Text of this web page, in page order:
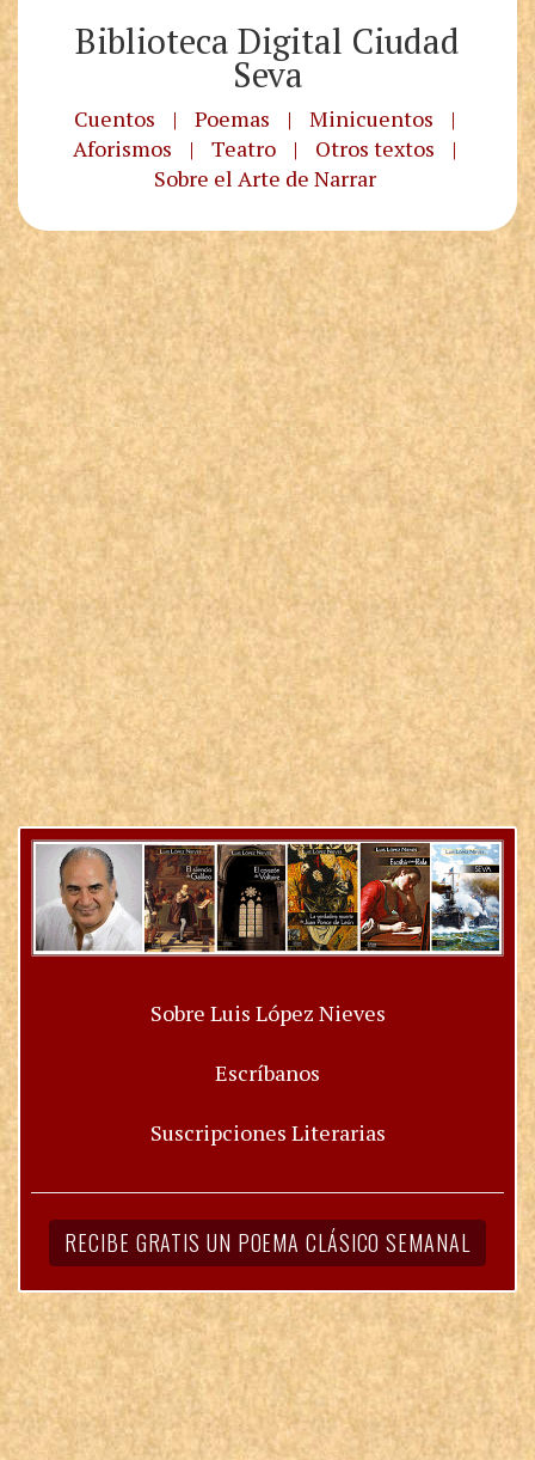
Biblioteca Digital Ciudad
Seva
Cuentos | Poemas | Minicuentos
|
Aforismos
| Teatro | Otros textos
|
Sobre el Arte de Narrar
Sobre Luis López Nieves
Escríbanos
Suscripciones Literarias
RECIBE GRATIS UN POEMA CLÁSICO SEMANAL